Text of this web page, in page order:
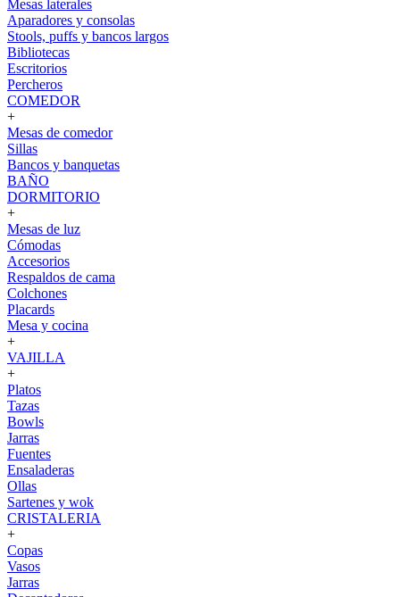
Mesas laterales
Aparadores y consolas
Stools, puffs y bancos largos
Bibliotecas
Escritorios
Percheros
COMEDOR
+
Mesas de comedor
Sillas
Bancos y banquetas
BAÑO
DORMITORIO
+
Mesas de luz
Cómodas
Accesorios
Respaldos de cama
Colchones
Placards
Mesa y cocina
+
VAJILLA
+
Platos
Tazas
Bowls
Jarras
Fuentes
Ensaladeras
Ollas
Sartenes y wok
CRISTALERIA
+
Copas
Vasos
Jarras